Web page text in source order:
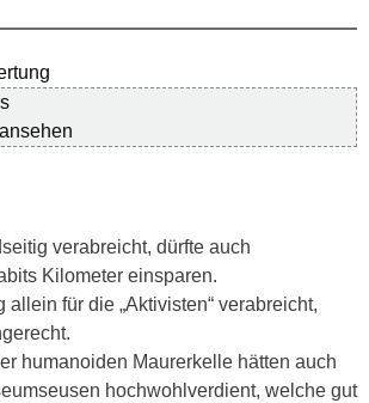
verabreicht, dürfte auch
Kilometer einsparen.
allein für die „Aktivisten“ verabreicht,
humanoiden Maurerkelle hätten auch
hochwohlverdient, welche gut